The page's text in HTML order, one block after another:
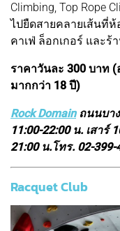
Climbing, Top Rope
ไปยืดสายคลายเส้นที่
คาเฟ่ ล็อกเกอร์ และ
ราคาวันละ 300 บาท
มากกว่า 18 ปี)
Rock Domainถนนบาง
11:00-22:00 น. เสาร์
21:00 น.โทร. 02-399-
Racquet Club